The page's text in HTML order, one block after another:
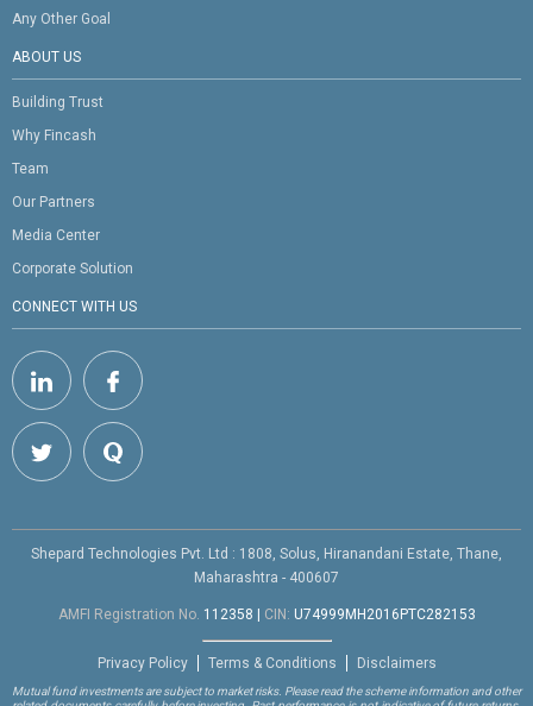
Any Other Goal
ABOUT US
Building Trust
Why Fincash
Team
Our Partners
Media Center
Corporate Solution
CONNECT WITH US
Shepard Technologies Pvt. Ltd : 1808, Solus, Hiranandani Estate, Thane,
Maharashtra - 400607
AMFI Registration No. 112358 CIN: U74999MH2016PTC282153
Privacy Policy Terms & Conditions Disclaimers
Mutual fund investments are subject to market risks. Please read the scheme information and other